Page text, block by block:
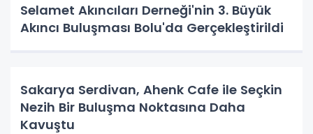
Selamet Akıncıları Derneği'nin 3. Büyük
Akıncı Buluşması Bolu'da Gerçekleştirildi
Sakarya Serdivan, Ahenk Cafe ile Seçkin
Nezih Bir Buluşma Noktasına Daha
Kavuştu